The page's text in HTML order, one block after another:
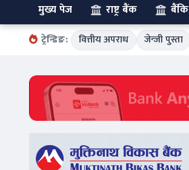
मुख्य पेज राष्ट्र बैंक
ट्रेन्डिङ: वित्तीय अपराध जेन्जी पुस्ता